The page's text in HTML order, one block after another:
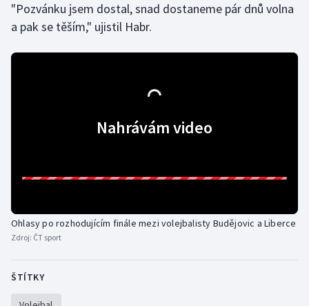
Ragby
Stolní tenis
Triatlon
Vodní slalom
"Pozvánku jsem dostal, snad dostaneme pár dnů volna
a pak se těším," ujistil Habr.
Nahrávám video
Ohlasy po rozhodujícím finále mezi volejbalisty Budějovic a Liberce
Zdroj: ČT sport
ŠTÍTKY